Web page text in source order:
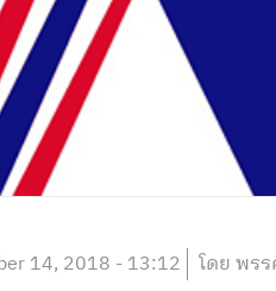
14, 2018 - 13:12 โดย พร